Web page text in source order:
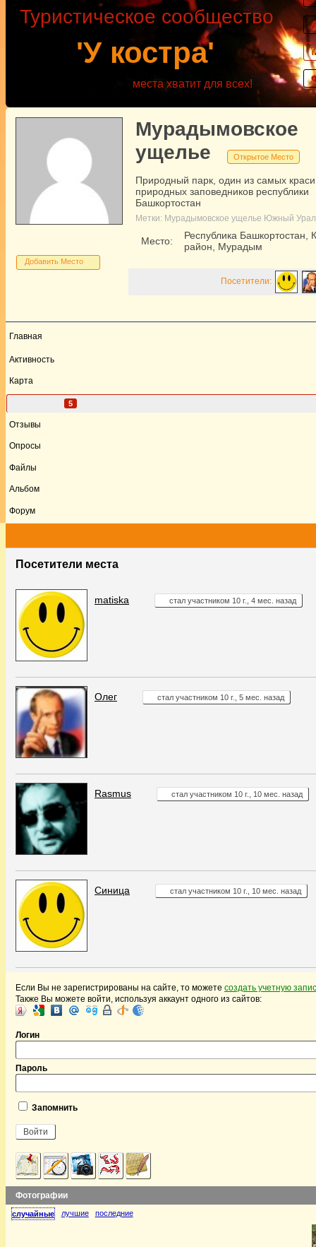
'У костра'
Туристическое сообщество
места хватит для всех!
Мурадымовское
ущелье
Открытое Место
Природный парк, один из самых
природных заповедников республики
Башкортостан
Метки: Мурадымовское ущелье Южный Урал
Место:
Республика Башкортостан,
район, Мурадым
Добавить Место
Посетители:
Главная
Активность
Карта
5
Отзывы
Опросы
Файлы
Альбом
Форум
Посетители места
matiska стал участником 10 г., 4 мес. назад
Олег стал участником 10 г., 5 мес. назад
Rasmus стал участником 10 г., 10 мес. назад
Синица стал участником 10 г., 10 мес. назад
Если Вы не зарегистрированы на сайте, то можете создать учетную
Также Вы можете войти, используя аккаунт одного из сайтов:
Логин
Пароль
Запомнить
Фотографии
случайные лучшие последние